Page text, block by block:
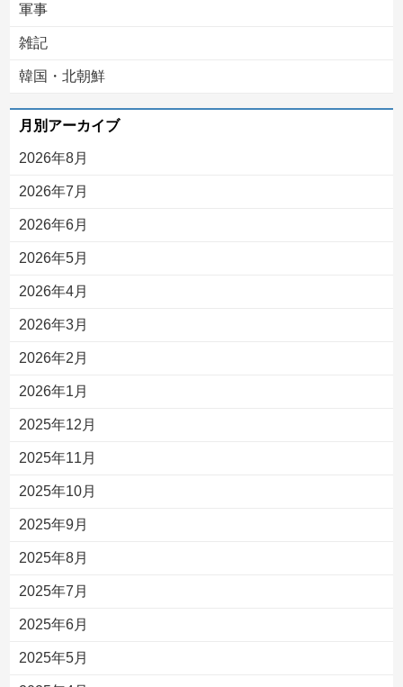
軍事
雑記
韓国・北朝鮮
月別アーカイブ
2026年8月
2026年7月
2026年6月
2026年5月
2026年4月
2026年3月
2026年2月
2026年1月
2025年12月
2025年11月
2025年10月
2025年9月
2025年8月
2025年7月
2025年6月
2025年5月